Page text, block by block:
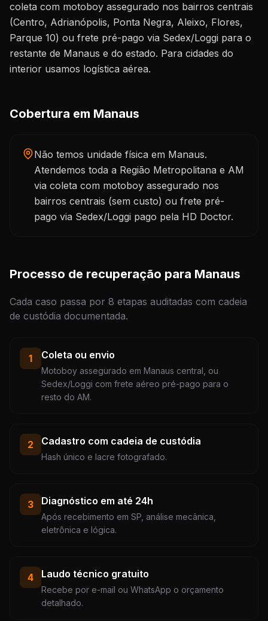
coleta com motoboy assegurado nos bairros centrais
(Centro, Adrianópolis, Ponta Negra, Aleixo, Flores,
Parque 10) ou frete pré-pago via Sedex/Loggi para o
restante de Manaus e do estado. Para cidades do
interior usamos logística aérea.
Cobertura em Manaus
Não temos unidade física em Manaus.
Atendemos toda a Região Metropolitana e AM
via coleta com motoboy assegurado nos
bairros centrais (sem custo) ou frete pré-
pago via Sedex/Loggi pago pela HD Doctor.
Processo de recuperação para Manaus
Cada caso passa por 8 etapas auditadas com cadeia
de custódia documentada.
1 Coleta ou envio
Motoboy assegurado em Manaus central, ou
Sedex/Loggi com frete aéreo pré-pago para o
resto do AM.
2 Cadastro com cadeia de custódia
Hash único e lacre fotografado.
3 Diagnóstico em até 24h
Após recebimento em SP, análise mecânica,
eletrônica e lógica.
4 Laudo técnico gratuito
Recebe por e-mail ou WhatsApp o orçamento
detalhado.